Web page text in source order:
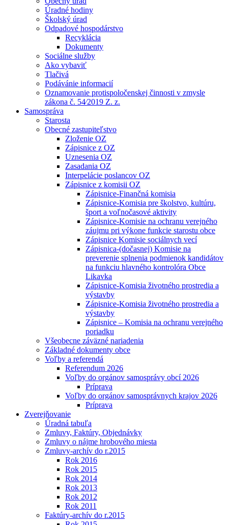
Úradné hodiny
Školský úrad
Odpadové hospodárstvo
Recyklácia
Dokumenty
Sociálne služby
Ako vybaviť
Tlačivá
Podávánie informacií
Oznamovanie protispoločenskej činnosti v zmysle
zákona č. 54⁄2019 Z. z.
Samospráva
Starosta
Obecné zastupiteľstvo
Zloženie OZ
Zápisnice z OZ
Uznesenia OZ
Zasadania OZ
Interpelácie poslancov OZ
Zápisnice z komisii OZ
Zápisnice-Finančná komisia
Zápisnice-Komisia pre školstvo, kultúru,
šport a voľnočasové aktivity
Zápisnice-Komisie na ochranu verejného
záujmu pri výkone funkcie starostu obce
Zápisnice Komisie sociálnych vecí
Zápisnica-(dočasnej) Komisie na
preverenie splnenia podmienok kandidátov
na funkciu hlavného kontrolóra Obce
Likavka
Zápisnice-Komisia životného prostredia a
výstavby
Zápisnice-Komisia životného prostredia a
výstavby
Zápisnice – Komisia na ochranu verejného
poriadku
Všeobecne záväzné nariadenia
Základné dokumenty obce
Voľby a referendá
Referendum 2026
Voľby do orgánov samosprávy obcí 2026
Príprava
Voľby do orgánov samosprávnych krajov 2026
Príprava
Zverejňovanie
Úradná tabuľa
Zmluvy, Faktúry, Objednávky
Zmluvy o nájme hrobového miesta
Zmluvy-archív do r.2015
Rok 2016
Rok 2015
Rok 2014
Rok 2013
Rok 2012
Rok 2011
Faktúry-archív do r.2015